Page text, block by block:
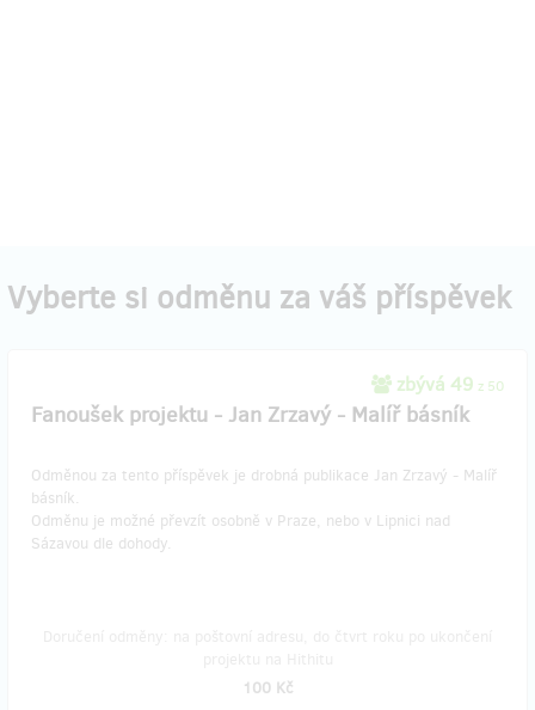
Vyberte si odměnu za váš příspěvek
zbývá 49 z 50
Fanoušek projektu - Jan Zrzavý - Malíř básník
Odměnou za tento příspěvek je drobná publikace Jan Zrzavý - Malíř
básník.
Odměnu je možné převzít osobně v Praze, nebo v Lipnici nad
Sázavou dle dohody.
100 Kč